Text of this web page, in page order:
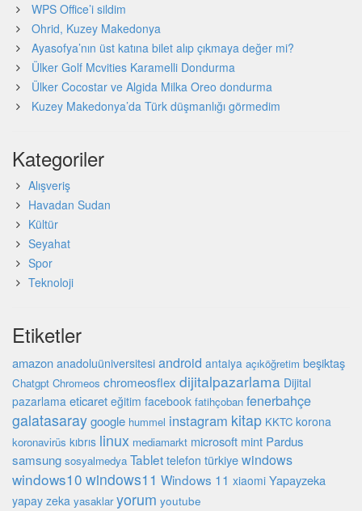
WPS Office’i sildim
Ohrid, Kuzey Makedonya
Ayasofya’nın üst katına bilet alıp çıkmaya değer mi?
Ülker Golf Mcvities Karamelli Dondurma
Ülker Cocostar ve Algida Milka Oreo dondurma
Kuzey Makedonya’da Türk düşmanlığı görmedim
Kategoriler
Alışveriş
Havadan Sudan
Kültür
Seyahat
Spor
Teknoloji
Etiketler
amazon anadoluüniversitesi android antalya açıköğretim beşiktaş
Chatgpt Chromeos chromeosflex dijitalpazarlama Dijital
pazarlama eticaret eğitim facebook fatihçoban fenerbahçe
galatasaraygoogle hummel instagram kitap KKTC korona
koronavirüs kıbrıs linux mediamarkt microsoft mint Pardus
samsung sosyalmedya Tablet telefon türkiyewindows
windows10 windows11 Windows 11 xiaomi Yapayzeka
yapay zeka yasaklar yorum youtube